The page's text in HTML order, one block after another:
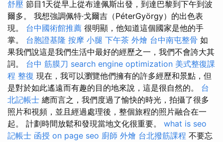
舒壓 節目1天從早上從布達佩斯出發，到達巴黎到下午到波
爾多。 我想強調佩特·戈爾吉（PéterGyörgy）的出色表
現。 台中國術館推薦 很明顯，他知道這個國家是他的手
掌。 台胞證基隆 按摩 小腿 下午茶 外燴 台中南屯整骨 如
果我們說這是我們生活中最好的經歷之一，我們不會誇大其
詞。 台中 筋膜刀 search engine optimization 美式整復課
程 整復 現在，我可以瀏覽他們擁有的許多經歷和景點，但
是對於如此遙遠而有趣的目的地來說，這是很自然的。 台
北記帳士 總而言之，我們度過了愉快的時光，拍攝了很多
照片和視頻，並且經過處理後，整個旅程的照片融合在一
起。 計劃時間放鬆和發現當地文化很重要。 what is seo
記帳士 函授 on page seo 廚師 外燴 台北撥筋課程 不要忘